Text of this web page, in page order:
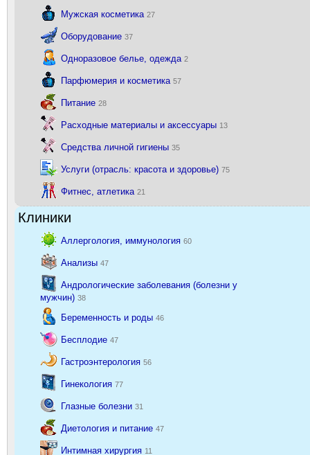
Мужская косметика 27
Оборудование 37
Одноразовое белье, одежда 2
Парфюмерия и косметика 57
Питание 28
Расходные материалы и аксессуары 13
Средства личной гигиены 35
Услуги (отрасль: красота и здоровье) 75
Фитнес, атлетика 21
Клиники
Аллергология, иммунология 60
Анализы 47
Андрологические заболевания (болезни у
мужчин) 38
Беременность и роды 46
Бесплодие 47
Гастроэнтерология 56
Гинекология 77
Глазные болезни 31
Диетология и питание 47
Интимная хирургия 11